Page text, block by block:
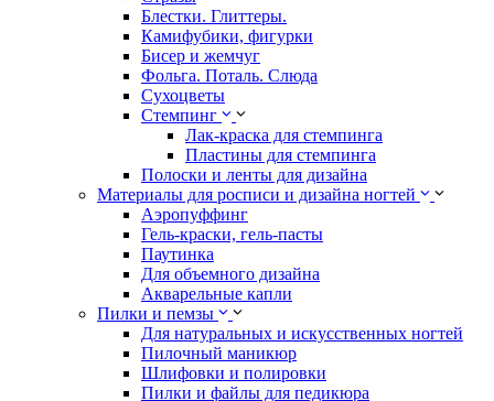
Блестки. Глиттеры.
Камифубики, фигурки
Бисер и жемчуг
Фольга. Поталь. Слюда
Сухоцветы
Стемпинг
Лак-краска для стемпинга
Пластины для стемпинга
Полоски и ленты для дизайна
Материалы для росписи и дизайна ногтей
Аэропуффинг
Гель-краски, гель-пасты
Паутинка
Для объемного дизайна
Акварельные капли
Пилки и пемзы
Для натуральных и искусственных ногтей
Пилочный маникюр
Шлифовки и полировки
Пилки и файлы для педикюра